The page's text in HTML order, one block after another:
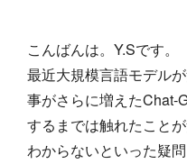
こんばんは。Y.Sです。
最近大規模言語モデル
事がさらに増えたChat-
するまでは触れたこと
わからないといった疑